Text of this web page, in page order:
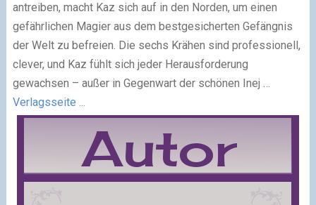
antreiben, macht Kaz sich auf in den Norden, um einen
gefährlichen Magier aus dem bestgesicherten Gefängnis
der Welt zu befreien. Die sechs Krähen sind professionell,
clever, und Kaz fühlt sich jeder Herausforderung
gewachsen – außer in Gegenwart der schönen Inej …
Verlagsseite ...